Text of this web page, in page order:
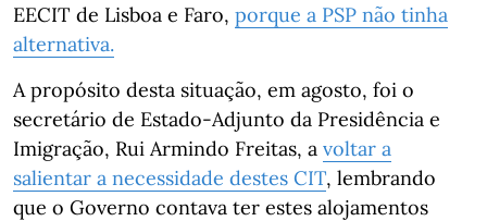
EECIT de Lisboa e Faro, porque a PSP não tinha
alternativa.
A propósito desta situação, em agosto, foi o
secretário de Estado-Adjunto da Presidência e
Imigração, Rui Armindo Freitas, a voltar a
salientar a necessidade destes CIT, lembrando
que o Governo contava ter estes alojamentos